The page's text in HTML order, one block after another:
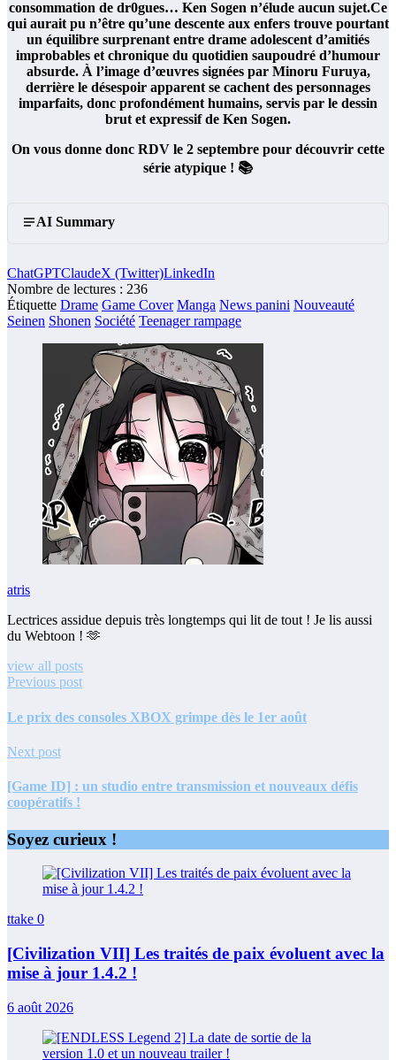
consommation de dr0gues… Ken Sogen n’élude aucun sujet.Ce
qui aurait pu n’être qu’une descente aux enfers trouve pourtant
un équilibre surprenant entre drame adolescent d’amitiés
improbables et chronique du quotidien saupoudré d’humour
absurde. À l’image d’œuvres signées par Minoru Furuya,
derrière le désespoir apparent se cachent des personnages
imparfaits, donc profondément humains, servis par le dessin
brut et expressif de Ken Sogen.
On vous donne donc RDV le 2 septembre pour découvrir cette
série atypique ! 📚
AI Summary
ChatGPTClaudeX (Twitter)LinkedIn
Nombre de lectures : 236
Étiquette Drame Game Cover Manga News panini Nouveauté
Seinen Shonen Société Teenager rampage
atris
Lectrices assidue depuis très longtemps qui lit de tout ! Je lis aussi
du Webtoon ! 🫶
view all posts
Previous post
Le prix des consoles XBOX grimpe dès le 1er août
Next post
[Game ID] : un studio entre transmission et nouveaux défis
coopératifs !
Soyez curieux !
ttake 0
[Civilization VII] Les traités de paix évoluent avec la
mise à jour 1.4.2 !
6 août 2026